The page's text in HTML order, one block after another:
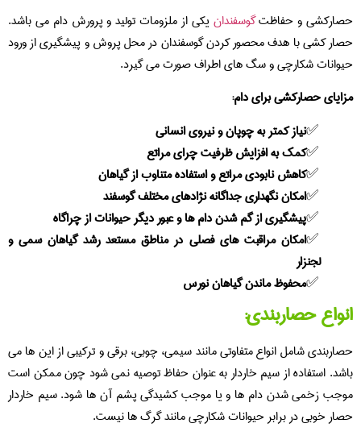
حصارکشی و حفاظتگوسفندان یکی از ملزومات تولید و پرورش دام می باشد.
حصار کشی با هدف محصور کردن گوسفندان در محل پروش و پیشگیری از ورود
حیوانات شکارچی و سگ های اطراف صورت می گیرد.
مزایای حصارکشی برای دام:
نیاز کمتر به چوپان و نیروی انسانی
کمک به افزایش ظرفیت چرای مراتع
کاهش نابودی مراتع و استفاده متناوب از گیاهان
امکان نگهداری جداگانه نژادهای مختلف گوسفند
پیشگیری از گم شدن دام ها و عبور دیگر حیوانات از چراگاه
امکان مراقبت های فصلی در مناطق مستعد رشد گیاهان سمی و
لجنزار
محفوظ ماندن گیاهان نورس
انواع حصاربندی:
حصاربندی شامل انواع متفاوتی مانند سیمی، چوبی، برقی و ترکیبی از این ها می
باشد. استفاده از سیم خاردار به عنوان حفاظ توصیه نمی شود چون ممکن است
موجب زخمی شدن دام ها و یا موجب کشیدگی پشم آن ها شود. سیم خاردار
حصار خوبی در برابر حیوانات شکارچی مانند گرگ ها نیست.